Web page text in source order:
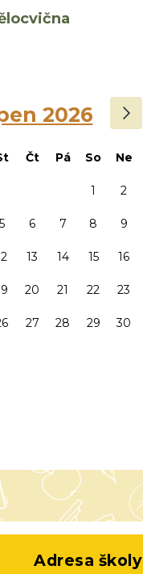
2026 ›
Čt Pá So Ne
1 2
5 6 7 8 9
13 14 15 16
20 21 22 23
27 28 29 30
Adresa školy